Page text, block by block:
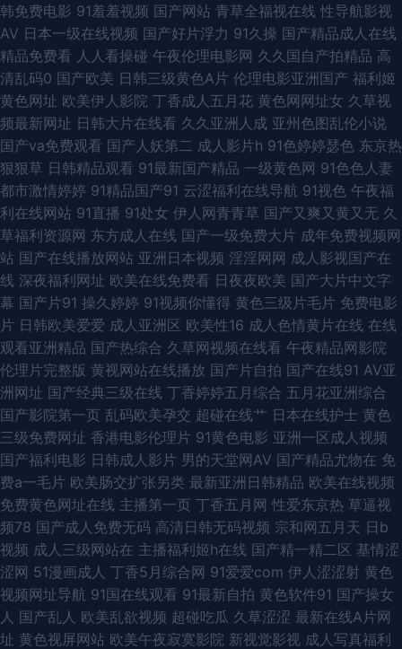
区二区 91国自在线播放 91深候 不卡ab12 国产激情一区 密臀中文字幕 婷婷
人情色 國産AV天美傳媒 日本H祝频 无码视频二区 免费看国产黄的网站 91嫩
韩免费电影 91羞羞视频 国产网站 青草全福视在线 性导航影视
AV 日本一级在线视频 国产好片浮力 91久操 国产精品成人在线
精品免费看 人人看操碰 午夜伦理电影网 久久国自产拍精品 高
清乱码0 国产欧美 日韩三级黄色A片 伦理电影亚洲国产 福利姬
黄色网址 欧美伊人影院 丁香成人五月花 黄色网网址女 久草视
频最新网址 日韩大片在线看 久久亚洲人成 亚州色图乱伦小说
国产va免费观看 国产人妖第二 成人影片h 91色婷婷瑟色 东京热
狠狠草 日韩精品观看 91最新国产精品 一级黄色网 91色色人妻
都市激情婷婷 91精品国产91 云涩福利在线导航 91视色 午夜福
利在线网站 91直播 91处女 伊人网青青草 国产又爽又黄又无 久
草福利资源网 东方成人在线 国产一级免费大片 成年免费视频网
站 国产在线播放网站 亚洲日本视频 淫淫网网 成人影视国产在
线 深夜福利网址 欧美在线免费看 日夜夜欧美 国产大片中文字
幕 国产片91 操久婷婷 91视频你懂得 黄色三级片毛片 免费电影
片 日韩欧美爱爱 成人亚洲区 欧美性16 成人色情黄片在线 在线
观看亚洲精品 国产热综合 久草网视频在线看 午夜精品网影院
伦理片完整版 黄视网站在线播放 国产片自拍 国产在线91 AV亚
洲网址 国产经典三级在线 丁香婷婷五月综合 五月花亚洲综合
国产影院第一页 乱码欧美孕交 超碰在线艹 日本在线护士 黄色
三级免费网址 香港电影伦理片 91黄色电影 亚洲一区成人视频
国产福利电影 日韩成人影片 男的天堂网AV 国产精品尤物在 免
费a一毛片 欧美肠交扩张另类 最新亚洲日韩精品 欧美在线视频
免费黄色网址在线 主播第一页 丁香五月网 性爱东京热 草逼视
频78 国产成人免费无码 高清日韩无码视频 宗和网五月天 日b
视频 成人三级网站在 主播福利姬h在线 国产精一精二区 基情涩
涩网 51漫画成人 丁香5月综合网 91爱爱com 伊人涩涩射 黄色
视频网址导航 91国在线观看 91最新自拍 黄色软件91 国产操女
人 国产乱人 欧美乱欲视频 超碰吃瓜 久草涩涩 最新在线A片网
址 黄色视屏网站 欧美午夜寂寞影院 新视觉影视 成人写真福利